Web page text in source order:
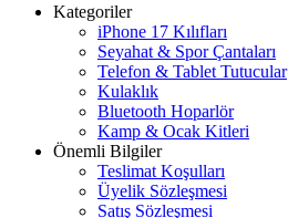
Kategoriler
iPhone 17 Kılıfları
Seyahat & Spor Çantaları
Telefon & Tablet Tutucular
Kulaklık
Bluetooth Hoparlör
Kamp & Ocak Kitleri
Önemli Bilgiler
Teslimat Koşulları
Üyelik Sözleşmesi
Satış Sözleşmesi